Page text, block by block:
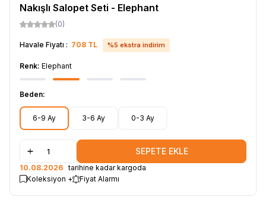
Nakışlı Salopet Seti - Elephant
(0)
Havale Fiyatı : 708 TL %5 ekstra indirim
Renk: Elephant
Beden:
6-9 Ay 3-6 Ay 0-3 Ay
SEPETE EKLE
10.08.2026 tarihine kadar kargoda
Koleksiyon +
Fiyat Alarmı